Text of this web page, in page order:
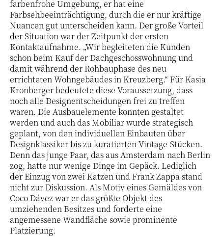
farbenfrohe Umgebung, er hat eine
Farbsehbeeinträchtigung, durch die er nur kräftige
Nuancen gut unterscheiden kann. Der große Vorteil
der Situation war der Zeitpunkt der ersten
Kontaktaufnahme. „Wir begleiteten die Kunden
schon beim Kauf der Dachgeschosswohnung und
damit während der Rohbauphase des neu
errichteten Wohngebäudes in Kreuzberg.“ Für Kasia
Kronberger bedeutete diese Voraussetzung, dass
noch alle Designentscheidungen frei zu treffen
waren. Die Ausbauelemente konnten gestaltet
werden und auch das Mobiliar wurde strategisch
geplant, von den individuellen Einbauten über
Designklassiker bis zu kuratierten Vintage-Stücken.
Denn das junge Paar, das aus Amsterdam nach Berlin
zog, hatte nur wenige Dinge im Gepäck. Lediglich
der Einzug von zwei Katzen und Frank Zappa stand
nicht zur Diskussion. Als Motiv eines Gemäldes von
Coco Dávez war er das größte Objekt des
umziehenden Besitzes und forderte eine
angemessene Wandfläche sowie prominente
Platzierung.